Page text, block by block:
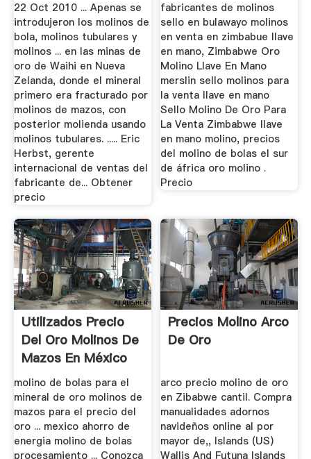
22 Oct 2010 ... Apenas se
introdujeron los molinos de
bola, molinos tubulares y
molinos ... en las minas de
oro de Waihi en Nueva
Zelanda, donde el mineral
primero era fracturado por
molinos de mazos, con
posterior molienda usando
molinos tubulares. ..... Eric
Herbst, gerente
internacional de ventas del
fabricante de... Obtener
precio
fabricantes de molinos
sello en bulawayo molinos
en venta en zimbabue llave
en mano, Zimbabwe Oro
Molino Llave En Mano
merslin sello molinos para
la venta llave en mano
Sello Molino De Oro Para
La Venta Zimbabwe llave
en mano molino, precios
del molino de bolas el sur
de áfrica oro molino .
Precio
Utilizados Precio
Del Oro Molinos De
Mazos En México
molino de bolas para el
mineral de oro molinos de
mazos para el precio del
oro ... mexico ahorro de
energia molino de bolas
procesamiento ... Conozca
Precios Molino Arco
De Oro
arco precio molino de oro
en Zibabwe cantil. Compra
manualidades adornos
navideños online al por
mayor de,, Islands (US)
Wallis And Futuna Islands